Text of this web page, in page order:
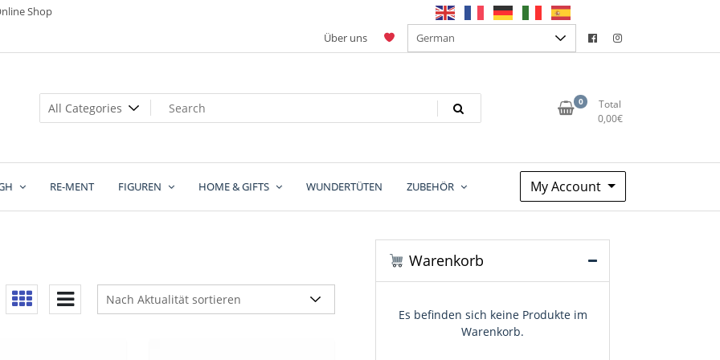
Shop
Über uns
0
Total
0,00€
RE-MENT FIGUREN HOME & GIFTS WUNDERTÜTEN ZUBEHÖR My Account
Warenkorb
Es befinden sich keine Produkte im
Warenkorb.